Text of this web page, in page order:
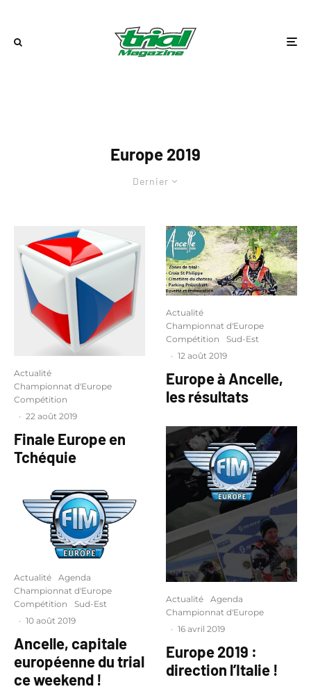
Europe 2019
Dernier
Actualité
Championnat d'Europe
Compétition
· 22 août 2019
Finale Europe en
Tchéquie
Actualité
Agenda
Championnat d'Europe
Compétition
Sud-Est
· 10 août 2019
Ancelle, capitale
européenne du trial
ce weekend !
Actualité
Championnat d'Europe
Compétition
Sud-Est
· 12 août 2019
Europe à Ancelle,
les résultats
Actualité
Agenda
Championnat d'Europe
· 16 avril 2019
Europe 2019 :
direction l’Italie !